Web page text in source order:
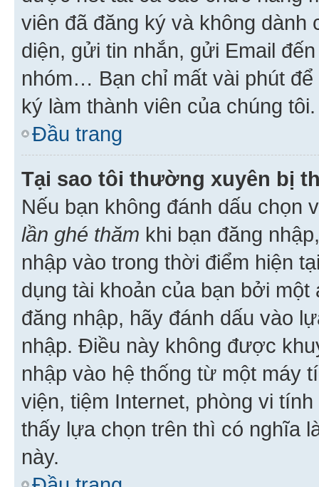
viên đã đăng ký và không
diện, gửi tin nhắn, gửi Email
nhóm… Bạn chỉ mất vài phút
ký làm thành viên của chúng tôi.
Đầu trang
Tại sao tôi thường xuyên bị
Nếu bạn không đánh dấu chọn
lần ghé thăm khi bạn đăng
nhập vào trong thời điểm hiện
dụng tài khoản của bạn bởi
đăng nhập, hãy đánh dấu vào
nhập. Điều này không được
nhập vào hệ thống từ một máy
viện, tiệm Internet, phòng vi
thấy lựa chọn trên thì có nghĩa
này.